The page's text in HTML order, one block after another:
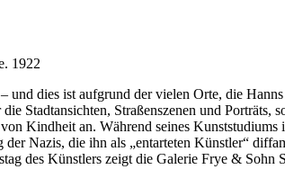
1922
und dies ist aufgrund der vielen Orte, die
Stadtansichten, Straßenszenen und
Kindheit an. Während seines
Nazis, die ihn als „entarteten Künstler“
des Künstlers zeigt die Galerie Frye & Sohn